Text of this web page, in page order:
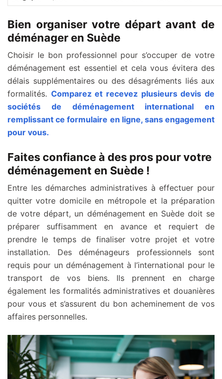
Bien organiser votre départ avant de
déménager en Suède
Choisir le bon professionnel pour s’occuper de votre
déménagement est essentiel et cela vous évitera des
délais supplémentaires ou des désagréments liés aux
formalités. Comparez et recevez plusieurs devis de
sociétés de déménagement international en
remplissant ce formulaire en ligne, sans engagement
pour vous.
Faites confiance à des pros pour votre
déménagement en Suède !
Entre les démarches administratives à effectuer pour
quitter votre domicile en métropole et la préparation
de votre départ, un déménagement en Suède doit se
préparer suffisamment en avance et requiert de
prendre le temps de finaliser votre projet et votre
installation. Des déménageurs professionnels sont
requis pour un déménagement à l’international pour le
transport de vos biens. Ils prennent en charge
également les formalités administratives et douanières
pour vous et s’assurent du bon acheminement de vos
affaires personnelles.